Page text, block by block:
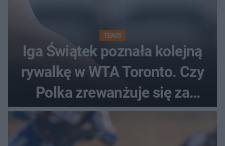
TENIS
Iga Świątek poznała kolejną
rywalkę w WTA Toronto. Czy
Polka zrewanżuje się za
ostatnią porażkę?